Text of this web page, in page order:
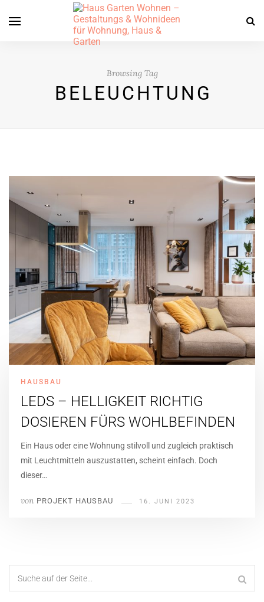
Browsing Tag
BELEUCHTUNG
HAUSBAU
LEDS – HELLIGKEIT RICHTIG
DOSIEREN FÜRS WOHLBEFINDEN
Ein Haus oder eine Wohnung stilvoll und zugleich praktisch
mit Leuchtmitteln auszustatten, scheint einfach. Doch
dieser…
von PROJEKT HAUSBAU 16. JUNI 2023